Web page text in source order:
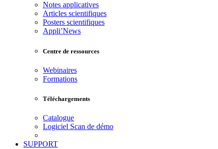
Notes applicatives
Articles scientifiques
Posters scientifiques
Appli’News
Centre de ressources
Webinaires
Formations
Téléchargements
Catalogue
Logiciel Scan de démo
SUPPORT